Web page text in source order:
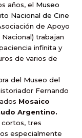
años, el Museo
Nacional de Cine
de Apoyo
trabajan
infinita y
de varios de
del Museo del
Fernando
Mosaico
Argentino.
cortos, tres
especialmente